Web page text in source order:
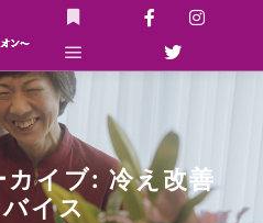
詳細
メインメニュー
カイブ:冷え改善
イス